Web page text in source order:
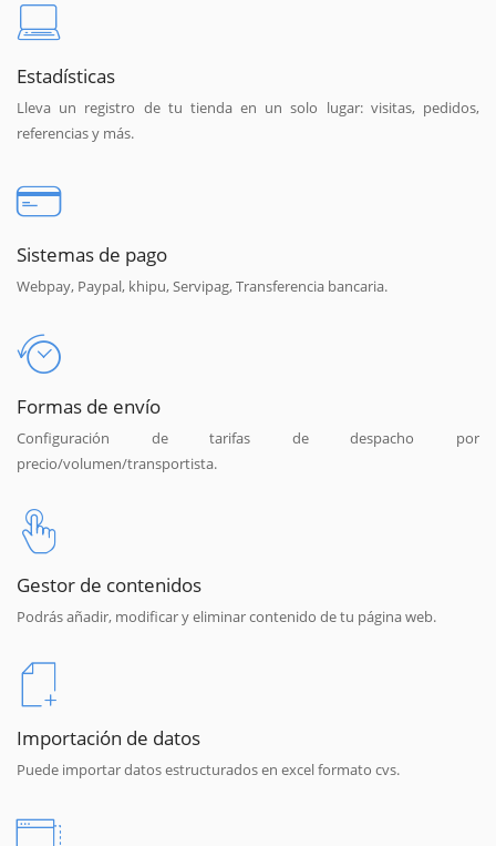
Estadísticas
Lleva un registro de tu tienda en un solo lugar: visitas, pedidos,
referencias y más.
Sistemas de pago
Webpay, Paypal, khipu, Servipag, Transferencia bancaria.
Formas de envío
Configuración de tarifas de despacho por
precio/volumen/transportista.
Gestor de contenidos
Podrás añadir, modificar y eliminar contenido de tu página web.
Importación de datos
Puede importar datos estructurados en excel formato cvs.